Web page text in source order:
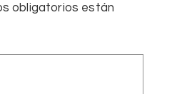
obligatorios están